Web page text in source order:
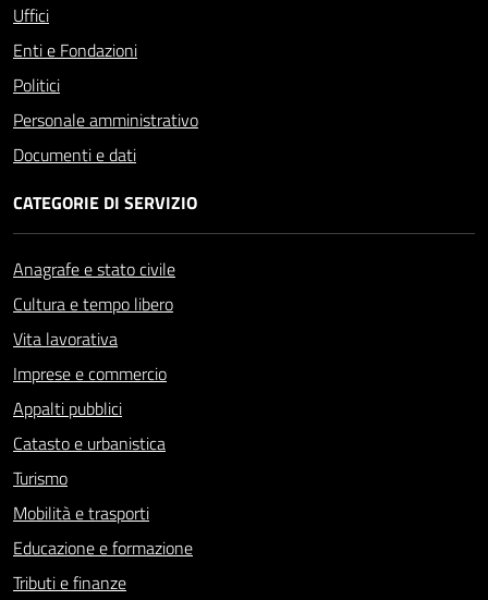
Uffici
Enti e Fondazioni
Politici
Personale amministrativo
Documenti e dati
CATEGORIE DI SERVIZIO
Anagrafe e stato civile
Cultura e tempo libero
Vita lavorativa
Imprese e commercio
Appalti pubblici
Catasto e urbanistica
Turismo
Mobilità e trasporti
Educazione e formazione
Tributi e finanze